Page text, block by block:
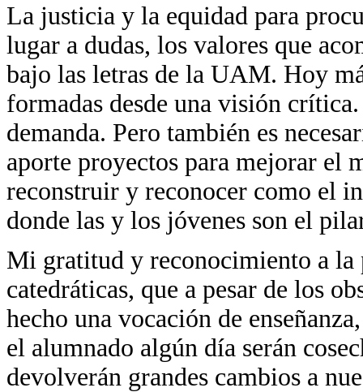
La justicia y la equidad para
lugar a dudas, los valores que
bajo las letras de la UAM. Hoy
formadas desde una visión
demanda. Pero también es
aporte proyectos para mejorar el
reconstruir y reconocer como el
donde las y los jóvenes son el
Mi gratitud y reconocimiento a la
catedráticas, que a pesar de los
hecho una vocación de
el alumnado algún día serán
devolverán grandes cambios a